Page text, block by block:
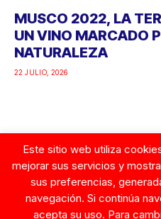
MUSCO 2022, LA
UN VINO MARCADO
NATURALEZA
22 JULIO, 2026
Google
Este sitio web utiliza
mejorar sus servicios y
sus preferencias,
navegación. Si continúa
acepta su uso. Para